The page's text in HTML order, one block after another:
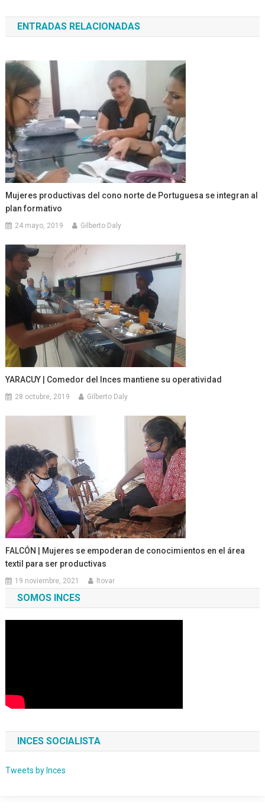
de
entradas
ENTRADAS RELACIONADAS
Mujeres productivas del cono norte de Portuguesa se integran al
plan formativo
24 mayo, 2019 Gilberto Daly
YARACUY | Comedor del Inces mantiene su operatividad
28 octubre, 2019 Gilberto Daly
FALCÓN | Mujeres se empoderan de conocimientos en el área
textil para ser productivas
19 noviembre, 2021 ltovar
SOMOS INCES
INCES SOCIALISTA
Tweets by Inces